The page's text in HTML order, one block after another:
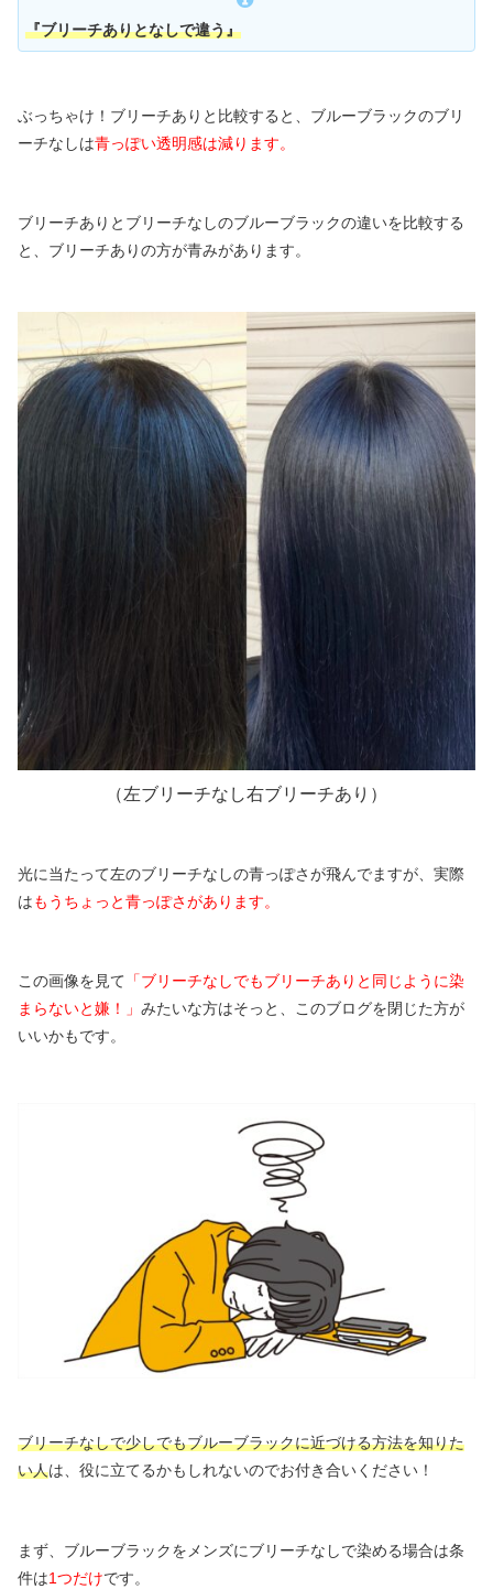
『ブリーチありとなしで違う』
ぶっちゃけ！ブリーチありと比較すると、ブルーブラックのブリ
ーチなしは青っぽい透明感は減ります。
ブリーチありとブリーチなしのブルーブラックの違いを比較する
と、ブリーチありの方が青みがあります。
（左ブリーチなし右ブリーチあり）
光に当たって左のブリーチなしの青っぽさが飛んでますが、実際
はもうちょっと青っぽさがあります。
この画像を見て 「ブリーチなしでもブリーチありと同じように染
まらないと嫌！」 みたいな方はそっと、このブログを閉じた方が
いいかもです。
ブリーチなしで少しでもブルーブラックに近づける方法を知りた
い人は、役に立てるかもしれないのでお付き合いください！
まず、ブルーブラックをメンズにブリーチなしで染める場合は条
件は1つだけです。